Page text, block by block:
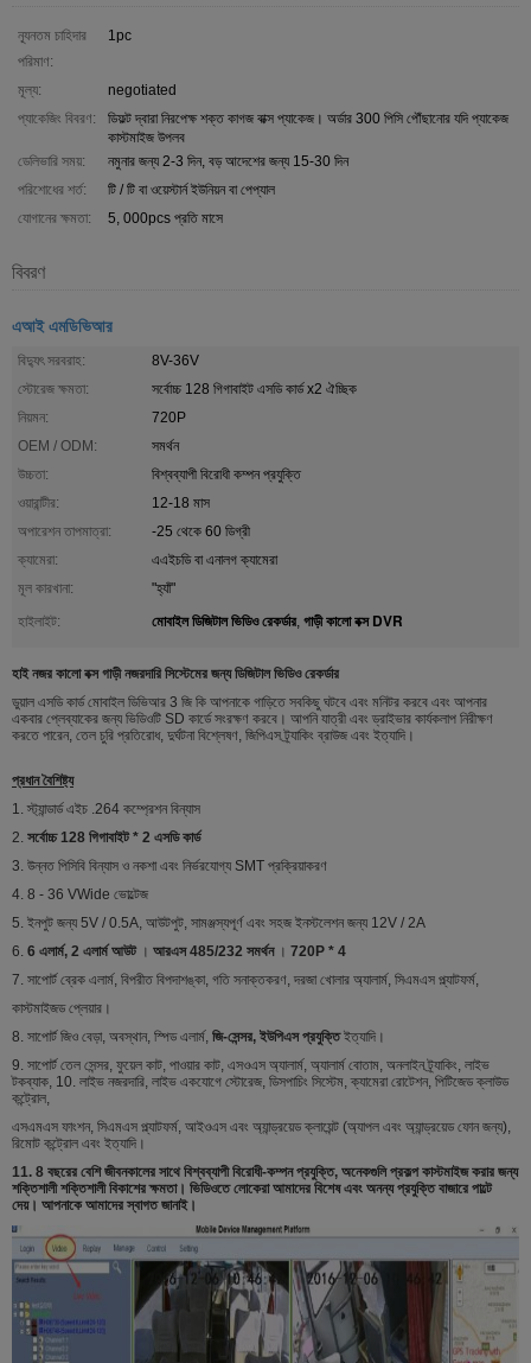
ন্যূনতম চাহিদার
পরিমাণ:
1pc
মূল্য:
negotiated
প্যাকেজিং বিবরণ:
ডিফল্ট দ্বারা নিরপেক্ষ শক্ত কাগজ বাক্স প্যাকেজ। অর্ডার 300 পিসি পৌঁছানোর যদি প্যাকেজ
কাস্টমাইজ উপলব
ডেলিভারি সময়:
নমুনার জন্য 2-3 দিন, বড় আদেশের জন্য 15-30 দিন
পরিশোধের শর্ত:
টি / টি বা ওয়েস্টার্ন ইউনিয়ন বা পেপ্যাল
যোগানের ক্ষমতা:
5, 000pcs প্রতি মাসে
বিবরণ
এআই এমডিভিআর
বিদ্যুৎ সরবরাহ:
8V-36V
স্টোরেজ ক্ষমতা:
সর্বোচ্চ 128 গিগাবাইট এসডি কার্ড x2 ঐচ্ছিক
নিয়মন:
720P
OEM / ODM:
সমর্থন
উচ্চতা:
বিশ্বব্যাপী বিরোধী কম্পন প্রযুক্তি
ওয়ারান্টীর:
12-18 মাস
অপারেশন তাপমাত্রা:
-25 থেকে 60 ডিগ্রী
ক্যামেরা:
এএইচডি বা এনালগ ক্যামেরা
মূল কারখানা:
"হ্যাঁ"
হাইলাইট:
মোবাইল ডিজিটাল ভিডিও রেকর্ডার, গাড়ী কালো বক্স DVR
হাই নজর কালো বক্স গাড়ী নজরদারি সিস্টেমের জন্য ডিজিটাল ভিডিও রেকর্ডার
ডুয়াল এসডি কার্ড মোবাইল ডিভিআর 3 জি কি আপনাকে গাড়িতে সবকিছু ঘটবে এবং মনিটর করবে এবং আপনার
একবার প্লেব্যাকের জন্য ভিডিওটি SD কার্ডে সংরক্ষণ করবে। আপনি যাত্রী এবং ড্রাইভার কার্যকলাপ নিরীক্ষণ
করতে পারেন, তেল চুরি প্রতিরোধ, দুর্ঘটনা বিশ্লেষণ, জিপিএস ট্র্যাকিং ব্রাউজ এবং ইত্যাদি।
প্রধান বৈশিষ্ট্য
1. স্ট্যান্ডার্ড এইচ .264 কম্প্রেশন বিন্যাস
2. সর্বোচ্চ 128 গিগাবাইট * 2 এসডি কার্ড
3. উন্নত পিসিবি বিন্যাস ও নকশা এবং নির্ভরযোগ্য SMT প্রক্রিয়াকরণ
4. 8 - 36 VWide ভোল্টেজ
5. ইনপুট জন্য 5V / 0.5A, আউটপুট, সামঞ্জস্যপূর্ণ এবং সহজ ইনস্টলেশন জন্য 12V / 2A
6. 6 এলার্ম, 2 এলার্ম আউট। আরএস 485/232 সমর্থন। 720P * 4
7. সাপোর্ট ব্রেক এলার্ম, বিপরীত বিপদাশঙ্কা, গতি সনাক্তকরণ, দরজা খোলার অ্যালার্ম, সিএমএস প্ল্যাটফর্ম,
কাস্টমাইজড প্লেয়ার।
8. সাপোর্ট জিও বেড়া, অবস্থান, স্পিড এলার্ম, জি-সেন্সর, ইউপিএস প্রযুক্তিইত্যাদি।
9. সাপোর্ট তেল সেন্সর, ফুয়েল কাট, পাওয়ার কাট, এসওএস অ্যালার্ম, অ্যালার্ম বোতাম, অনলাইন ট্র্যাকিং, লাইভ
টকব্যাক, 10. লাইভ নজরদারি, লাইভ একযোগে স্টোরেজ, ডিসপাচিং সিস্টেম, ক্যামেরা রোটেশন, পিটিজেড ক্লাউড
কন্ট্রোল,
এসএমএস ফাংশন, সিএমএস প্ল্যাটফর্ম, আইওএস এবং অ্যান্ড্রয়েড ক্লায়েন্ট (অ্যাপল এবং অ্যান্ড্রয়েড ফোন জন্য),
রিমোট কন্ট্রোল এবং ইত্যাদি।
11. 8 বছরের বেশি জীবনকালের সাথে বিশ্বব্যাপী বিরোধী-কম্পন প্রযুক্তি, অনেকগুলি প্রকল্প কাস্টমাইজ করার জন্য
শক্তিশালী শক্তিশালী বিকাশের ক্ষমতা। ভিডিওতে লোকেরা আমাদের বিশেষ এবং অনন্য প্রযুক্তি বাজারে পাল্টে
দেয়। আপনাকে আমাদের স্বাগত জানাই।